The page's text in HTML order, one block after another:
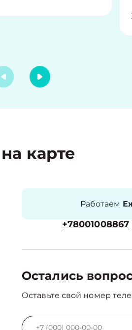
карте
Работаем
+78001008867
Остались
Оставьте свой номер